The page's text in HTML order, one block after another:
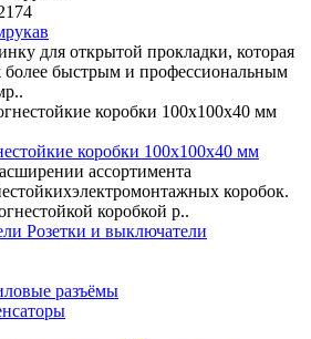
для открытой прокладки, которая
более быстрым и профессиональным
коробки 100х100х40 мм
ассортимента
коробок.
коробкой р..
Розетки и выключатели
разъёмы